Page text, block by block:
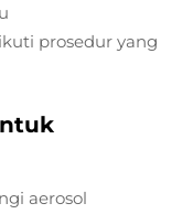
prosedur yang
aerosol